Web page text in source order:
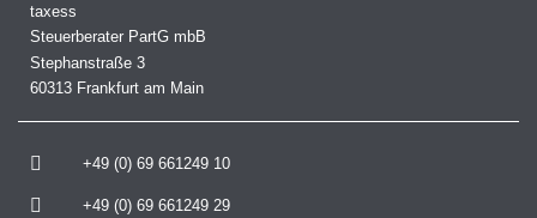
taxess
Steuerberater PartG mbB
Stephanstraße 3
60313 Frankfurt am Main
+49 (0) 69 661249 10
+49 (0) 69 661249 29